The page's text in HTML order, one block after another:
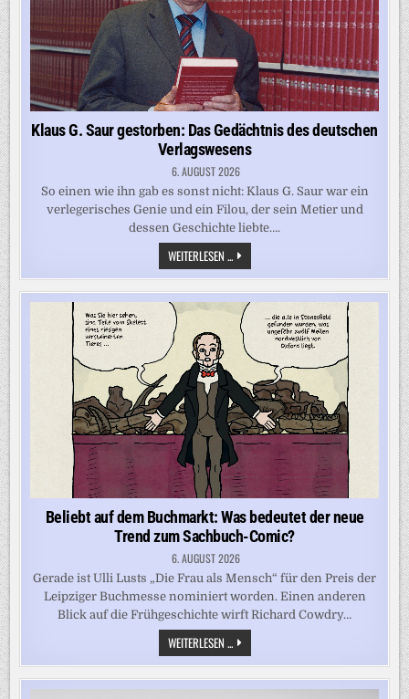
Klaus G. Saur gestorben: Das Gedächtnis des deutschen
Verlagswesens
6. AUGUST 2026
So einen wie ihn gab es sonst nicht: Klaus G. Saur war ein
verlegerisches Genie und ein Filou, der sein Metier und
dessen Geschichte liebte….
WEITERLESEN ...KLAUS
G.
SAUR
GESTORBEN:
DAS
GEDÄCHTNIS
DES
DEUTSCHEN
VERLAGSWESENS
Beliebt auf dem Buchmarkt: Was bedeutet der neue
Trend zum Sachbuch-Comic?
6. AUGUST 2026
Gerade ist Ulli Lusts „Die Frau als Mensch“ für den Preis der
Leipziger Buchmesse nominiert worden. Einen anderen
Blick auf die Frühgeschichte wirft Richard Cowdry…
WEITERLESEN ... BELIEBT
AUF
DEM
BUCHMARKT:
WAS